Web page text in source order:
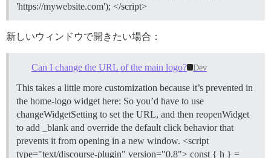
'https://mywebsite.com'); </script>
新しいウィンドウで開きたい場合：
Can I change the URL of the main logo? Dev
This takes a little more customization because it’s prevented in
the home-logo widget here: So you’d have to use
changeWidgetSetting to set the URL, and then reopenWidget
to add _blank and override the default click behavior that
prevents it from opening in a new window. <script
type="text/discourse-plugin" version="0.8"> const { h } =